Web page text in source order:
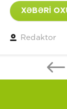
XƏBƏRİ
Redaktor